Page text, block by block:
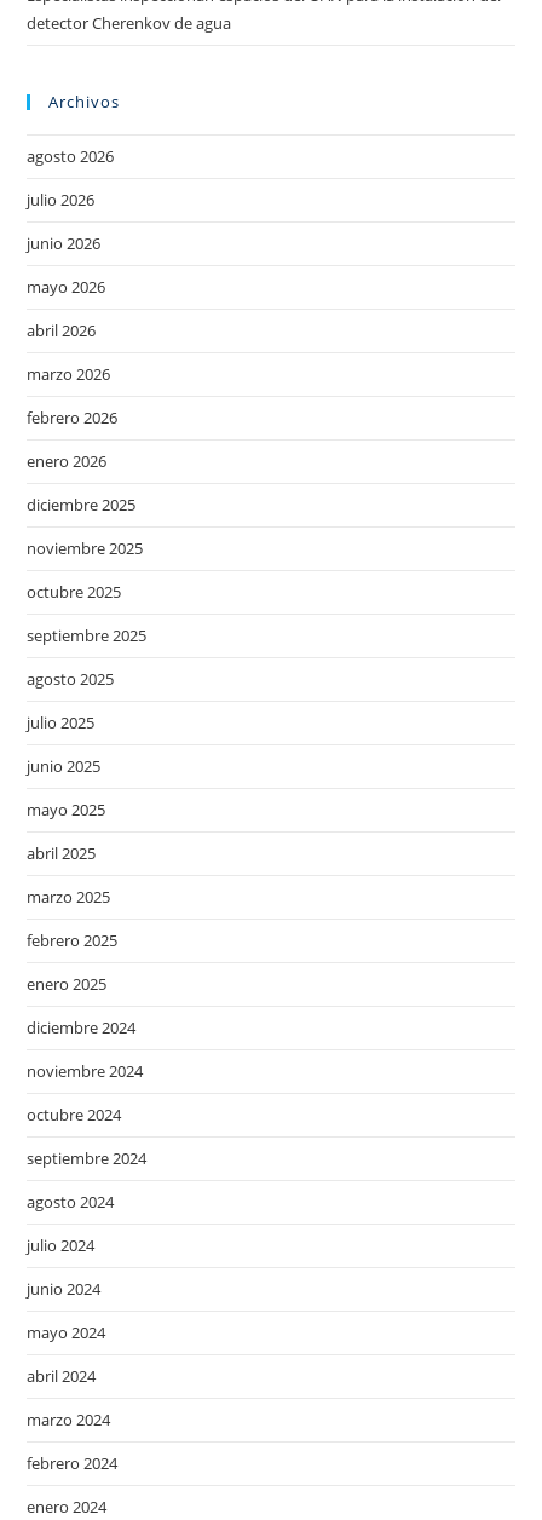
detector Cherenkov de agua
Archivos
agosto 2026
julio 2026
junio 2026
mayo 2026
abril 2026
marzo 2026
febrero 2026
enero 2026
diciembre 2025
noviembre 2025
octubre 2025
septiembre 2025
agosto 2025
julio 2025
junio 2025
mayo 2025
abril 2025
marzo 2025
febrero 2025
enero 2025
diciembre 2024
noviembre 2024
octubre 2024
septiembre 2024
agosto 2024
julio 2024
junio 2024
mayo 2024
abril 2024
marzo 2024
febrero 2024
enero 2024